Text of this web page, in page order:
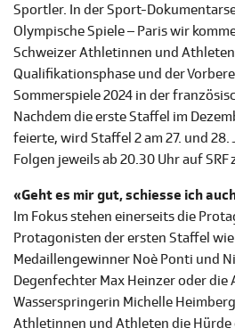
Sportler. In der Sport-
Olympische Spiele – Paris wir
Schweizer Athletinnen und
Qualifikationsphase und der
Sommerspiele 2024 in der
Nachdem die erste Staffel im
feierte, wird Staffel 2 am 27. und 28.
Folgen jeweils ab 20.30 Uhr auf
«Geht es mir gut, schiesse ich
Im Fokus stehen einerseits die
Protagonisten der ersten Staffel
Medaillengewinner Noè Ponti und
Degenfechter Max Heinzer oder die
Wasserspringerin Michelle
Athletinnen und Athleten die